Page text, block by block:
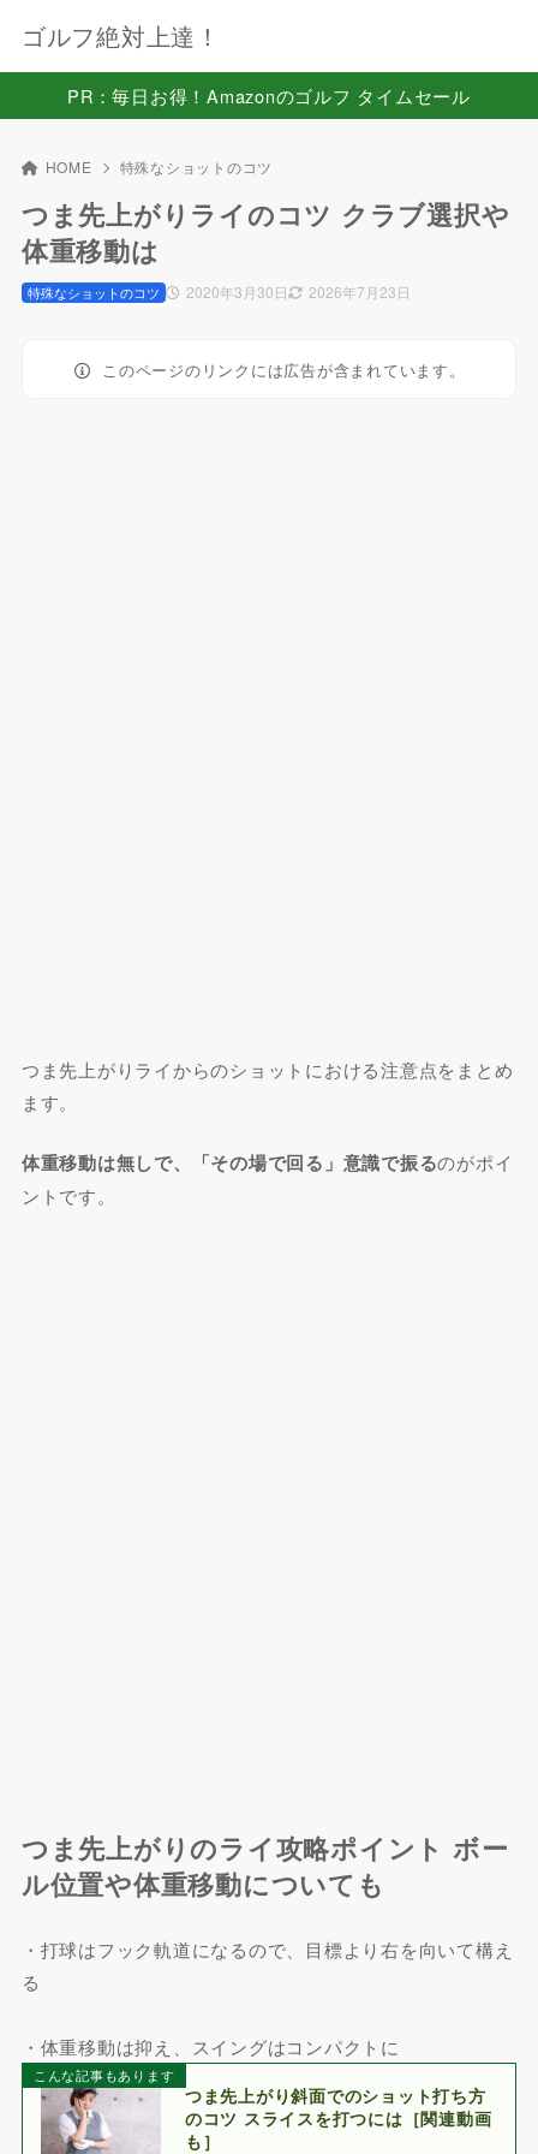
ゴルフ絶対上達！
PR：毎日お得！Amazonのゴルフ タイムセール
HOME 特殊なショットのコツ
つま先上がりライのコツ クラブ選択や
体重移動は
2020年3月30日 2026年7月23日
特殊なショットのコツ
このページのリンクには広告が含まれています。
つま先上がりライからのショットにおける注意点をまとめ
ます。
体重移動は無しで、「その場で回る」意識で振るのがポイ
ントです。
つま先上がりのライ攻略ポイント ボー
ル位置や体重移動についても
・打球はフック軌道になるので、目標より右を向いて構え
る
・体重移動は抑え、スイングはコンパクトに
こんな記事もあります
つま先上がり斜面でのショット打ち方
のコツ スライスを打つには［関連動画
も］